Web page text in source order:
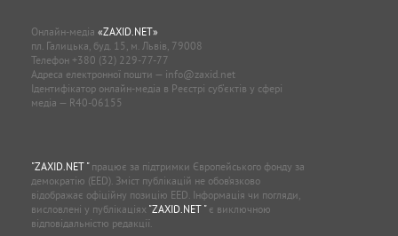
Онлайн-медіа «ZAXID.NET»
пл. Галицька, буд. 15, м. Львів, 79008
Телефон +380 (32) 229-77-77
Адреса електронної пошти — info@zaxid.net
Ідентифікатор онлайн-медіа в Реєстрі суб'єктів у сфері
медіа — R40-06155
"ZAXID.NET "працює за підтримки Європейського фонду за
демократію (EED). Зміст публікацій не обов’язково
відображає офіційну позицію EED. Інформація чи погляди,
висловлені у публікаціях "ZAXID.NET "є виключною
відповідальністю редакції.